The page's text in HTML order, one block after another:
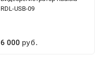
RDL-USB-09
6 000 руб.